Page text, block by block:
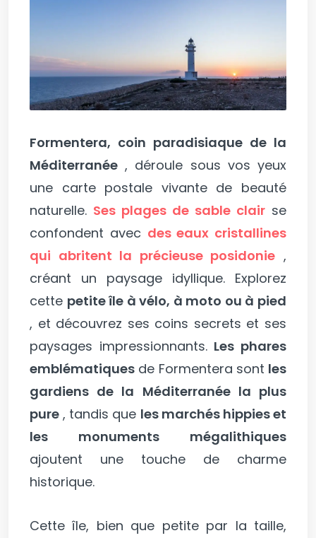
Formentera, coin paradisiaque de la
Méditerranée , déroule sous vos yeux
une carte postale vivante de beauté
naturelle. Ses plages de sable clair se
confondent avec des eaux cristallines
qui abritent la précieuse posidonie ,
créant un paysage idyllique. Explorez
cette petite île à vélo, à moto ou à pied
, et découvrez ses coins secrets et ses
paysages impressionnants. Les phares
emblématiques de Formentera sont les
gardiens de la Méditerranée la plus
pure , tandis que les marchés hippies et
les monuments mégalithiques
ajoutent une touche de charme
historique.
Cette île, bien que petite par la taille,